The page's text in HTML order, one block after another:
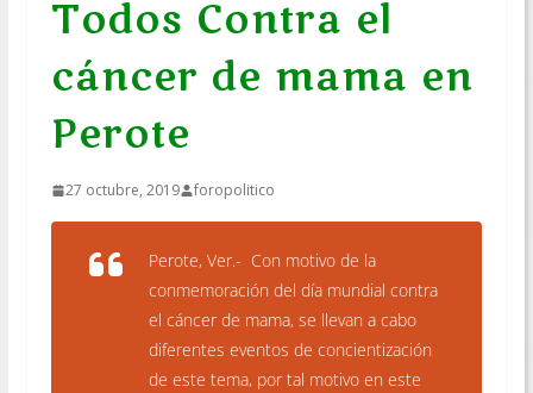
Todos Contra el
cáncer de mama en
Perote
27 octubre, 2019 foropolitico
Perote, Ver.- Con motivo de la
conmemoración del día mundial contra
el cáncer de mama, se llevan a cabo
diferentes eventos de concientización
de este tema, por tal motivo en este